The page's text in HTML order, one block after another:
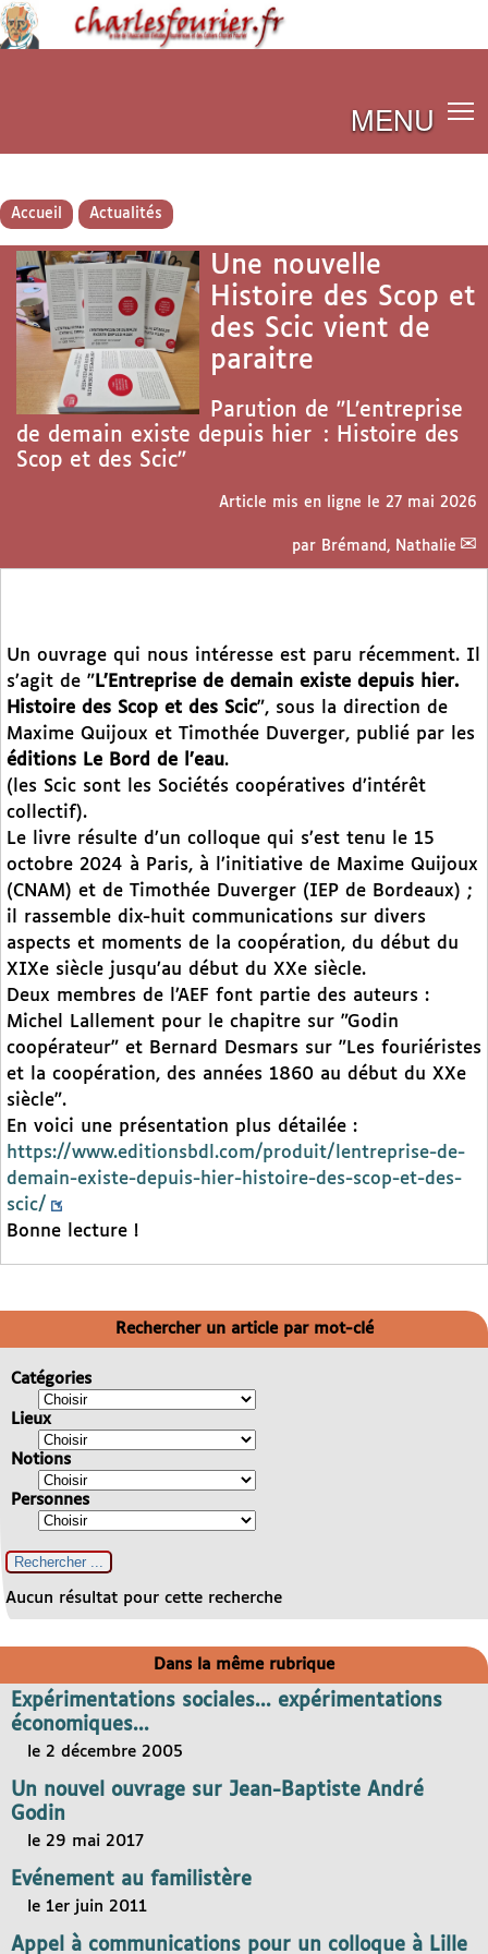
MENU
Accueil Actualités
Une nouvelle
Histoire des Scop et
des Scic vient de
paraitre
Parution de "L’entreprise
de demain existe depuis hier : Histoire des
Scop et des Scic"
Article mis en ligne le 27 mai 2026
par Brémand, Nathalie
Un ouvrage qui nous intéresse est paru récemment. Il
s’agit de " L’Entreprise de demain existe depuis hier.
Histoire des Scop et des Scic", sous la direction de
Maxime Quijoux et Timothée Duverger, publié par les
éditions Le Bord de l’eau.
(les Scic sont les Sociétés coopératives d’intérêt
collectif).
Le livre résulte d’un colloque qui s’est tenu le 15
octobre 2024 à Paris, à l’initiative de Maxime Quijoux
(CNAM) et de Timothée Duverger (IEP de Bordeaux) ;
il rassemble dix-huit communications sur divers
aspects et moments de la coopération, du début du
XIXe siècle jusqu’au début du XXe siècle.
Deux membres de l’AEF font partie des auteurs :
Michel Lallement pour le chapitre sur "Godin
coopérateur" et Bernard Desmars sur "Les fouriéristes
et la coopération, des années 1860 au début du XXe
siècle".
En voici une présentation plus détailée :
https://www.editionsbdl.com/produit/lentreprise-de-
demain-existe-depuis-hier-histoire-des-scop-et-des-
scic/
Bonne lecture !
Rechercher un article par mot-clé
Catégories
Lieux
Notions
Personnes
Aucun résultat pour cette recherche
Dans la même rubrique
Expérimentations sociales... expérimentations
économiques...
le 2 décembre 2005
Un nouvel ouvrage sur Jean-Baptiste André
Godin
le 29 mai 2017
Evénement au familistère
le 1er juin 2011
Appel à communications pour un colloque à Lille